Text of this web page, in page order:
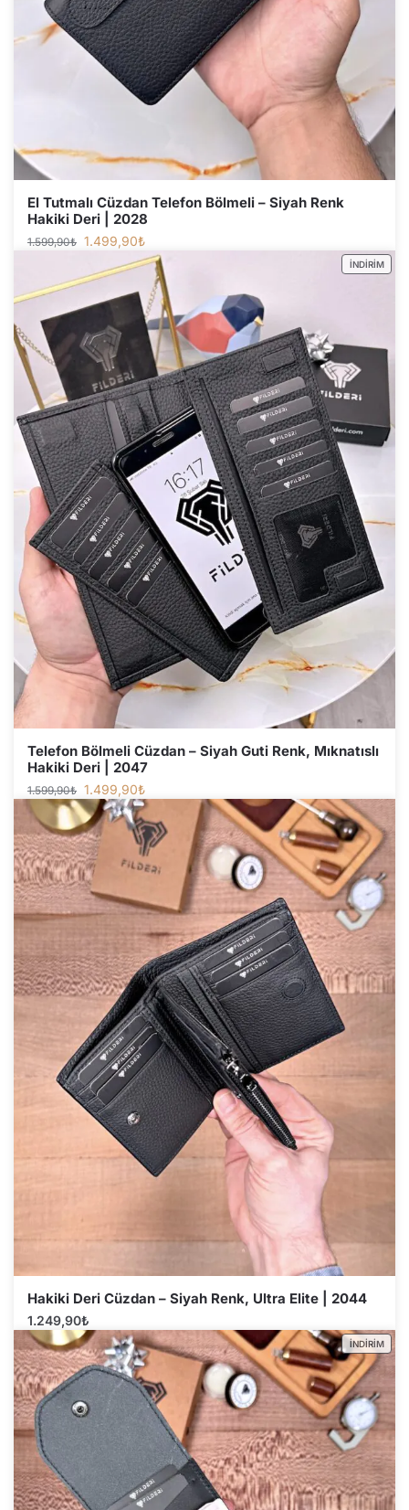
El Tutmalı Cüzdan Telefon Bölmeli – Siyah Renk
Hakiki Deri | 2028
1.599,90₺ 1.499,90₺
İNDIRIM
Telefon Bölmeli Cüzdan – Siyah Guti Renk, Mıknatıslı
Hakiki Deri | 2047
1.599,90₺ 1.499,90₺
Hakiki Deri Cüzdan – Siyah Renk, Ultra Elite | 2044
1.249,90₺
İNDIRIM